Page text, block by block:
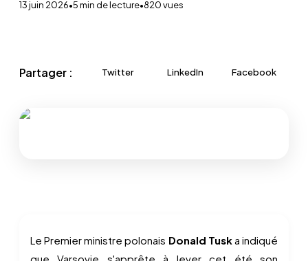
13 juin 2026•5min de lecture•820vues
Partager : Twitter LinkedIn Facebook
Le Premier ministre polonais Donald Tuska indiqué